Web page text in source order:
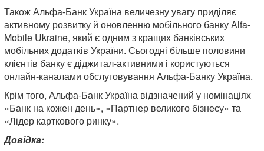
Також Альфа-Банк Україна величезну увагу приділяє
активному розвитку й оновленню мобільного банку Alfa-
Mobile Ukraine, який є одним з кращих банківських
мобільних додатків України. Сьогодні більше половини
клієнтів банку є діджитал-активними і користуються
онлайн-каналами обслуговування Альфа-Банку Україна.
Крім того, Альфа-Банк Україна відзначений у номінаціях
«Банк на кожен день», «Партнер великого бізнесу» та
«Лідер карткового ринку».
Довідка: